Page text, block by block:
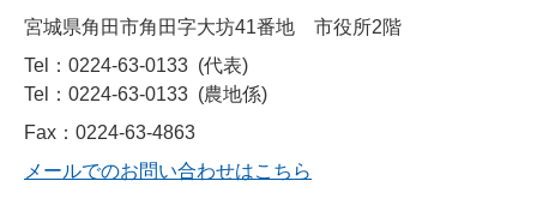
宮城県角田市角田字大坊41番地 市役所2階
Tel：0224-63-0133
代表
Tel：0224-63-0133
農地係
Fax：0224-63-4863
メールでのお問い合わせはこちら